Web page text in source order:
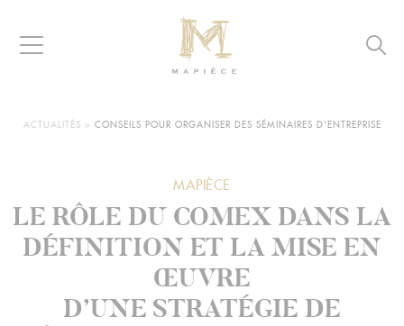
Aller à la navigation
d’hôtes
Navigation
VOUS
ACTUALITÉS > CONSEILS POUR ORGANISER DES SÉMINAIRES D'ENTREPRISE
MAPIÈCE
LE RÔLE DU COMEX DANS LA
DÉFINITION ET LA MISE EN
ŒUVRE
D’UNE STRATÉGIE DE